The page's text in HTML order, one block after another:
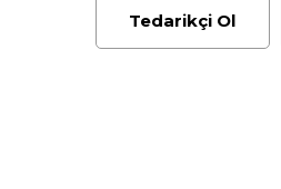
Tedarikçi Ol